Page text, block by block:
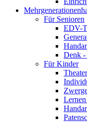
Für Senioren
EDV-
Denk
Für Kinder